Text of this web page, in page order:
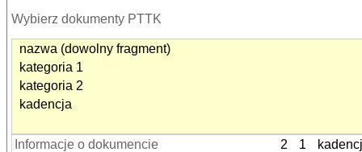
Wybierz dokumenty PTTK
nazwa (dowolny fragment)
kategoria 1
kategoria 2
kadencja
Informacje o dokumencie 2 1